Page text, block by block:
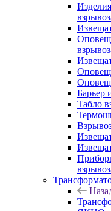
Барьер
Табло